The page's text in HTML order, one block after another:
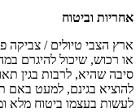
אחריות וביטוח
ארץ הצבי טיולים / צביקה
או רכוש, שיכול להיגרם
סיבה שהיא, לרבות בגין
להוציא בגינם, למעט באם
לעשות בעצמו ביטוח מלא